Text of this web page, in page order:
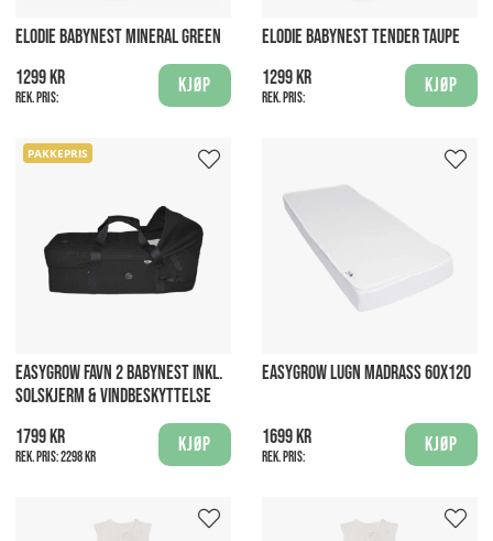
ELODIE BABYNEST MINERAL GREEN
1299 kr
Rek. pris:
Kjøp
ELODIE BABYNEST TENDER TAUPE
1299 kr
Rek. pris:
Kjøp
PAKKEPRIS
EASYGROW FAVN 2 BABYNEST INKL.
SOLSKJERM & VINDBESKYTTELSE
1799 kr
Rek. pris:2298 kr
Kjøp
EASYGROW LUGN MADRASS 60X120
1699 kr
Rek. pris:
Kjøp